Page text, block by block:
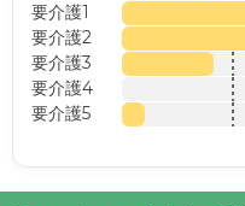
要介護1
要介護2
要介護3
要介護4
要介護5